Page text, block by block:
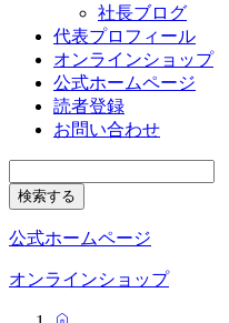
社長ブログ
代表プロフィール
オンラインショップ
公式ホームページ
読者登録
お問い合わせ
公式ホームページ
オンラインショップ